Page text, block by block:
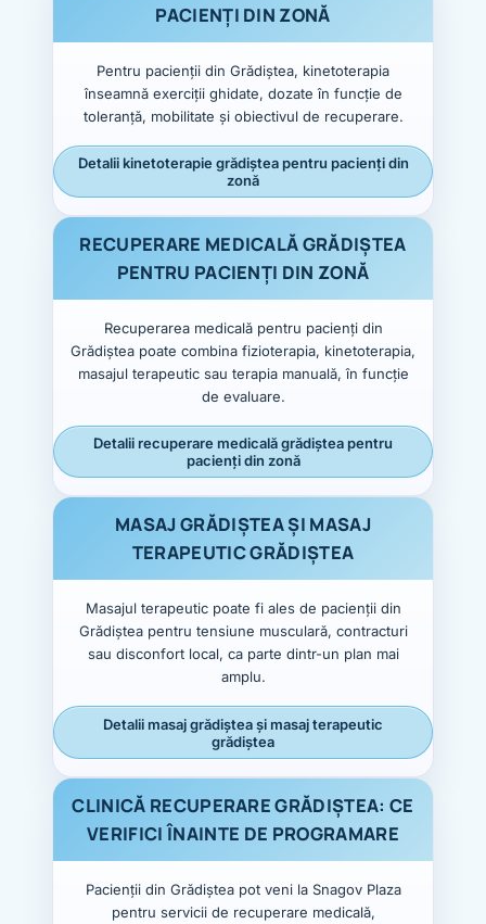
PACIENȚI DIN ZONĂ
Pentru pacienții din Grădiștea, kinetoterapia
înseamnă exerciții ghidate, dozate în funcție de
toleranță, mobilitate și obiectivul de recuperare.
Detalii kinetoterapie grădiștea pentru pacienți din
zonă
RECUPERARE MEDICALĂ GRĂDIȘTEA
PENTRU PACIENȚI DIN ZONĂ
Recuperarea medicală pentru pacienți din
Grădiștea poate combina fizioterapia, kinetoterapia,
masajul terapeutic sau terapia manuală, în funcție
de evaluare.
Detalii recuperare medicală grădiștea pentru
pacienți din zonă
MASAJ GRĂDIȘTEA ȘI MASAJ
TERAPEUTIC GRĂDIȘTEA
Masajul terapeutic poate fi ales de pacienții din
Grădiștea pentru tensiune musculară, contracturi
sau disconfort local, ca parte dintr-un plan mai
amplu.
Detalii masaj grădiștea și masaj terapeutic
grădiștea
CLINICĂ RECUPERARE GRĂDIȘTEA: CE
VERIFICI ÎNAINTE DE PROGRAMARE
Pacienții din Grădiștea pot veni la Snagov Plaza
pentru servicii de recuperare medicală,